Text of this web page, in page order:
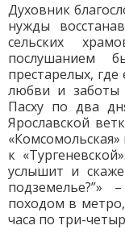
Духовник
нужды
сельских
послушанием
престарелых,
любви и заботы
Пасху по два
Ярославской
к
услышит и
подземелье?”»
походом в
часа по три-